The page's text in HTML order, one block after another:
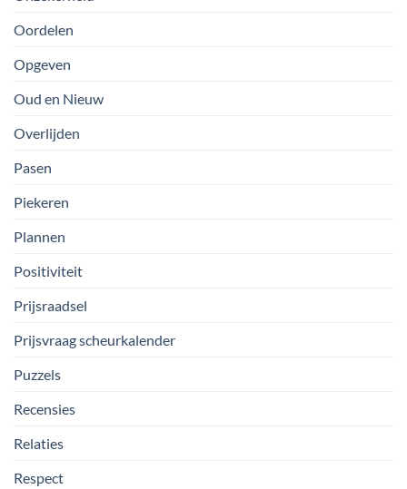
Oordelen
Opgeven
Oud en Nieuw
Overlijden
Pasen
Piekeren
Plannen
Positiviteit
Prijsraadsel
Prijsvraag scheurkalender
Puzzels
Recensies
Relaties
Respect